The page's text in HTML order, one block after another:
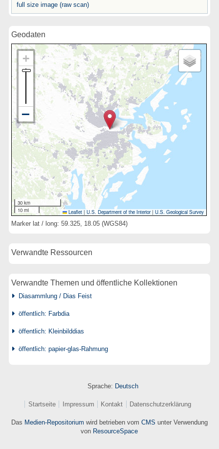
full size image (raw scan)
Geodaten
30 km
10 mi
Leaflet | U.S. Department of the Interior|U.S. Geological Survey
Marker lat / long: 59.325, 18.05 (WGS84)
Verwandte Ressourcen
Verwandte Themen und öffentliche Kollektionen
Diasammlung / Dias Feist
öffentlich: Farbdia
öffentlich: Kleinbilddias
öffentlich: papier-glas-Rahmung
Sprache: Deutsch
Startseite Impressum Kontakt Datenschutzerklärung
Das Medien-Repositorium wird betrieben vom CMS unter Verwendung
von ResourceSpace